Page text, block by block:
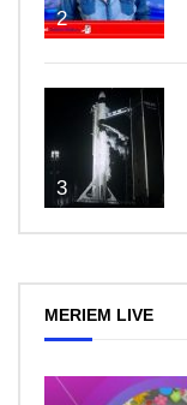
2
3
MERIEM LIVE